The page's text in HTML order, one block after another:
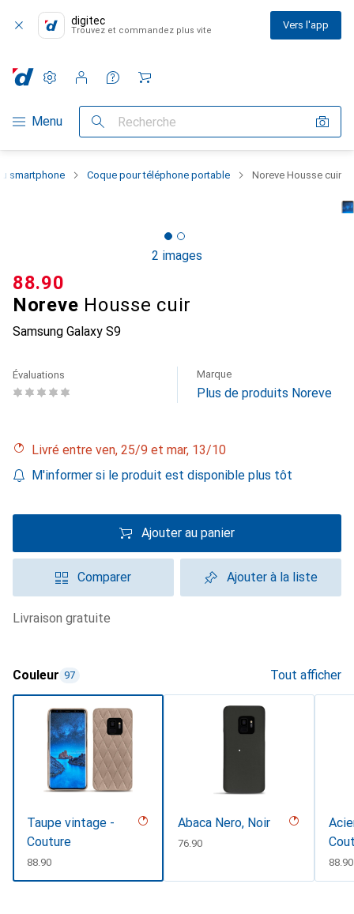
digitec
Trouvez et commandez plus vite Vers l'app
Navigation par catégorie
Menu Recherche
Paramètres
Compte client
Listes de comparaison
Listes d'envies
Panier
smartphone Coque pour téléphone portable Noreve Housse cuir
2 images
Noreve Housse cuir
Samsung Galaxy S9
CHF
88.90
Évaluations Marque
Plus de produits Noreve
Livré entre ven, 25/9 et mar, 13/10
M'informer si le produit est disponible plus tôt
Ajouter au panier
Comparer Ajouter à la liste
livraison gratuite
Couleur 97 Tout afficher
Taupe vintage -
Couture
CHF
88.90
Abaca Nero, Noir
CHF
76.90
CHF
88.90